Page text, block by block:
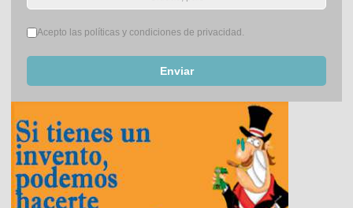
Términos del servicio*
Acepto las políticas y condiciones de privacidad.
Enviar